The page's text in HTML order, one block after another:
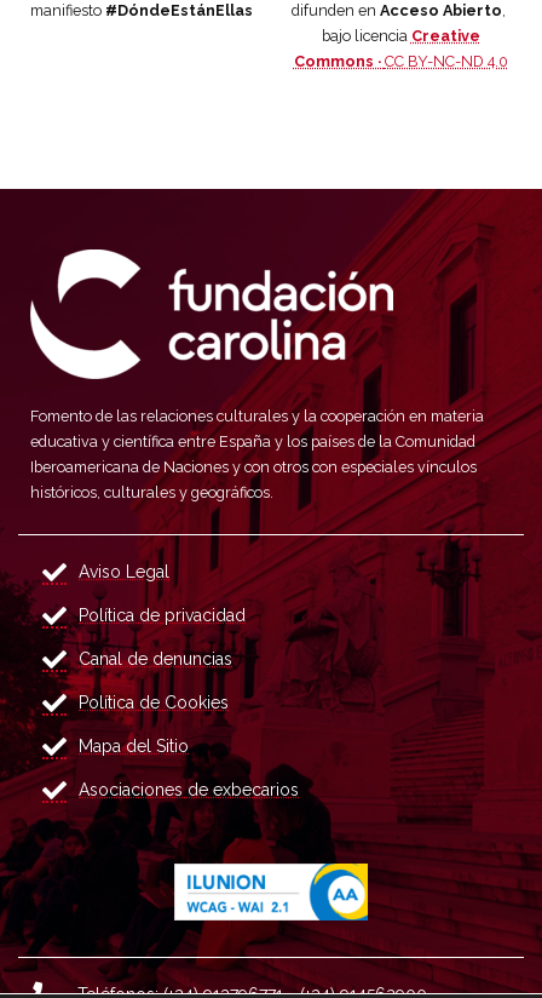
manifiesto #DóndeEstánEllas
difunden en Acceso Abierto,
bajo licencia Creative
Commons · CC BY-NC-ND 4.0
Fomento de las relaciones culturales y la cooperación en materia
educativa y científica entre España y los países de la Comunidad
Iberoamericana de Naciones y con otros con especiales vínculos
históricos, culturales y geográficos.
Aviso Legal
Política de privacidad
Canal de denuncias
Política de Cookies
Mapa del Sitio
Asociaciones de exbecarios